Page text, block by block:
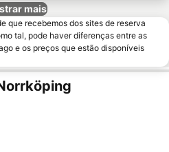
mais
que recebemos dos sites de reserva
tal, pode haver diferenças entre as
e os preços que estão disponíveis